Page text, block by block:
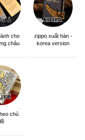
cho
châu
zippo xuất hàn -
korea version
chủ